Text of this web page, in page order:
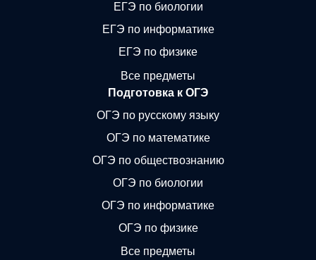
ЕГЭ по биологии
ЕГЭ по информатике
ЕГЭ по физике
Все предметы
Подготовка к ОГЭ
ОГЭ по русскому языку
ОГЭ по математике
ОГЭ по обществознанию
ОГЭ по биологии
ОГЭ по информатике
ОГЭ по физике
Все предметы